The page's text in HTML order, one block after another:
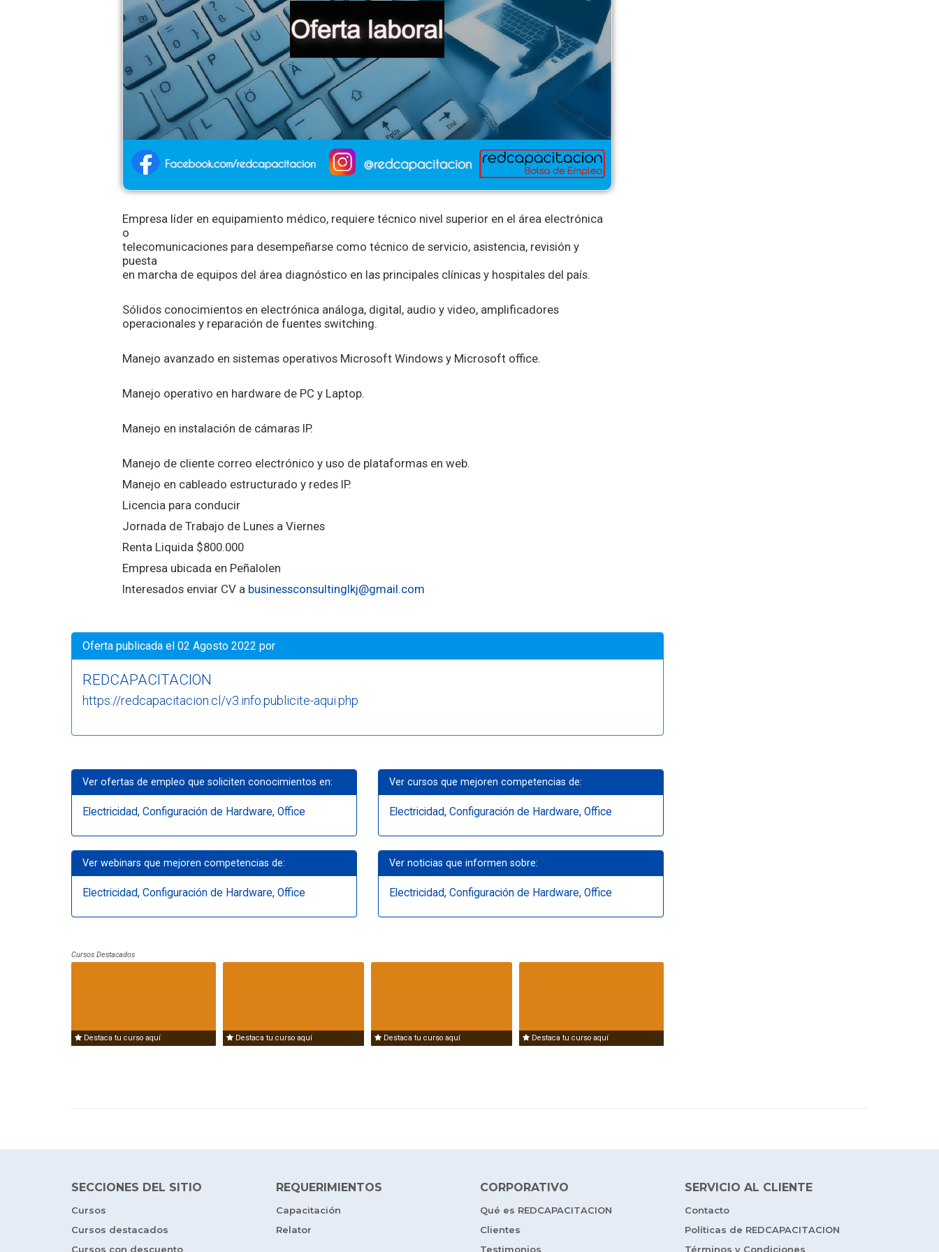
Empresa líder en equipamiento médico, requiere técnico nivel superior en el área electrónica
o
telecomunicaciones para desempeñarse como técnico de servicio, asistencia, revisión y
puesta
en marcha de equipos del área diagnóstico en las principales clínicas y hospitales del país.
Sólidos conocimientos en electrónica análoga, digital, audio y video, amplificadores
operacionales y reparación de fuentes switching.
Manejo avanzado en sistemas operativos Microsoft Windows y Microsoft office.
Manejo operativo en hardware de PC y Laptop.
Manejo en instalación de cámaras IP.
Manejo de cliente correo electrónico y uso de plataformas en web.
Manejo en cableado estructurado y redes IP.
Licencia para conducir
Jornada de Trabajo de Lunes a Viernes
Renta Liquida $800.000
Empresa ubicada en Peñalolen
Interesados enviar CV a businessconsultinglkj@gmail.com
Oferta publicada el 02 Agosto 2022 por
REDCAPACITACION
https://redcapacitacion.cl/v3.info.publicite-aqui.php
Ver ofertas de empleo que soliciten conocimientos en:
Electricidad, Configuración de Hardware, Office
Ver cursos que mejoren competencias de:
Electricidad, Configuración de Hardware, Office
Ver webinars que mejoren competencias de:
Electricidad, Configuración de Hardware, Office
Ver noticias que informen sobre:
Electricidad, Configuración de Hardware, Office
Cursos Destacados
Destaca tu curso aquí Destaca tu curso aquí Destaca tu curso aquí Destaca tu curso aquí
SECCIONES DEL SITIO
Cursos
Cursos destacados
Cursos con descuento
REQUERIMIENTOS
Capacitación
Relator
CORPORATIVO
Qué es REDCAPACITACION
Clientes
Testimonios
SERVICIO AL CLIENTE
Contacto
Políticas de REDCAPACITACION
Términos y Condiciones